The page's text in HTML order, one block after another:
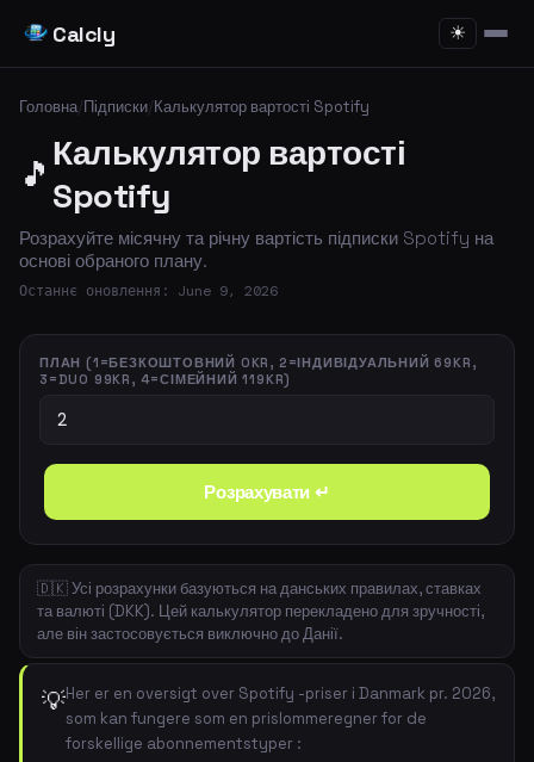
Calcly ☀
Головна/Підписки/Калькулятор вартості Spotify
🎵 Калькулятор вартості
Spotify
Розрахуйте місячну та річну вартість підписки Spotify на
основі обраного плану.
Останнє оновлення: June 9, 2026
ПЛАН (1=БЕЗКОШТОВНИЙ 0KR, 2=ІНДИВІДУАЛЬНИЙ 69KR,
3=DUO 99KR, 4=СІМЕЙНИЙ 119KR)
Розрахувати ↵
🇩🇰 Усі розрахунки базуються на данських правилах, ставках
та валюті (DKK). Цей калькулятор перекладено для зручності,
але він застосовується виключно до Данії.
💡Her er en oversigt over Spotify -priser i Danmark pr. 2026,
som kan fungere som en prislommeregner for de
forskellige abonnementstyper :